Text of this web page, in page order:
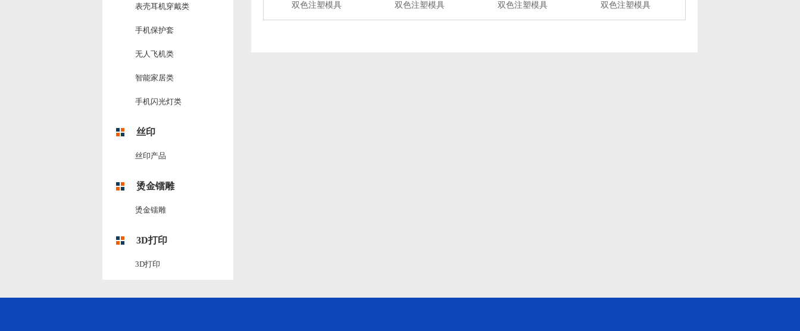
表壳耳机穿戴类
手机保护套
无人飞机类
智能家居类
手机闪光灯类
丝印
丝印产品
烫金镭雕
烫金镭雕
3D打印
3D打印
双色注塑模具 双色注塑模具 双色注塑模具 双色注塑模具